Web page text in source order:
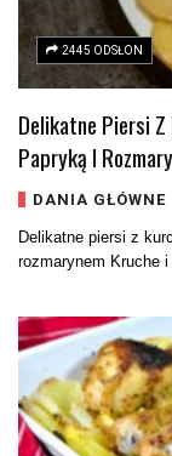
2445 ODSŁON
Delikatne Piersi Z
Papryką I
DANIA GŁÓWNE
Delikatne piersi z
rozmarynem Kruche